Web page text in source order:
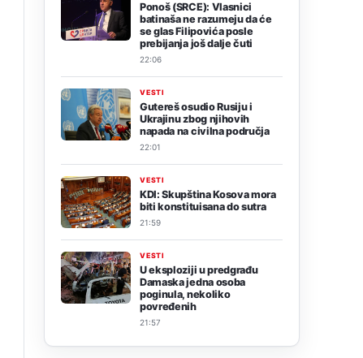
Ponoš (SRCE): Vlasnici
batinaša ne razumeju da će
se glas Filipovića posle
prebijanja još dalje čuti
22:06
VESTI
Gutereš osudio Rusiju i
Ukrajinu zbog njihovih
napada na civilna područja
22:01
VESTI
KDI: Skupština Kosova mora
biti konstituisana do sutra
21:59
VESTI
U eksploziji u predgrađu
Damaska jedna osoba
poginula, nekoliko
povređenih
21:57